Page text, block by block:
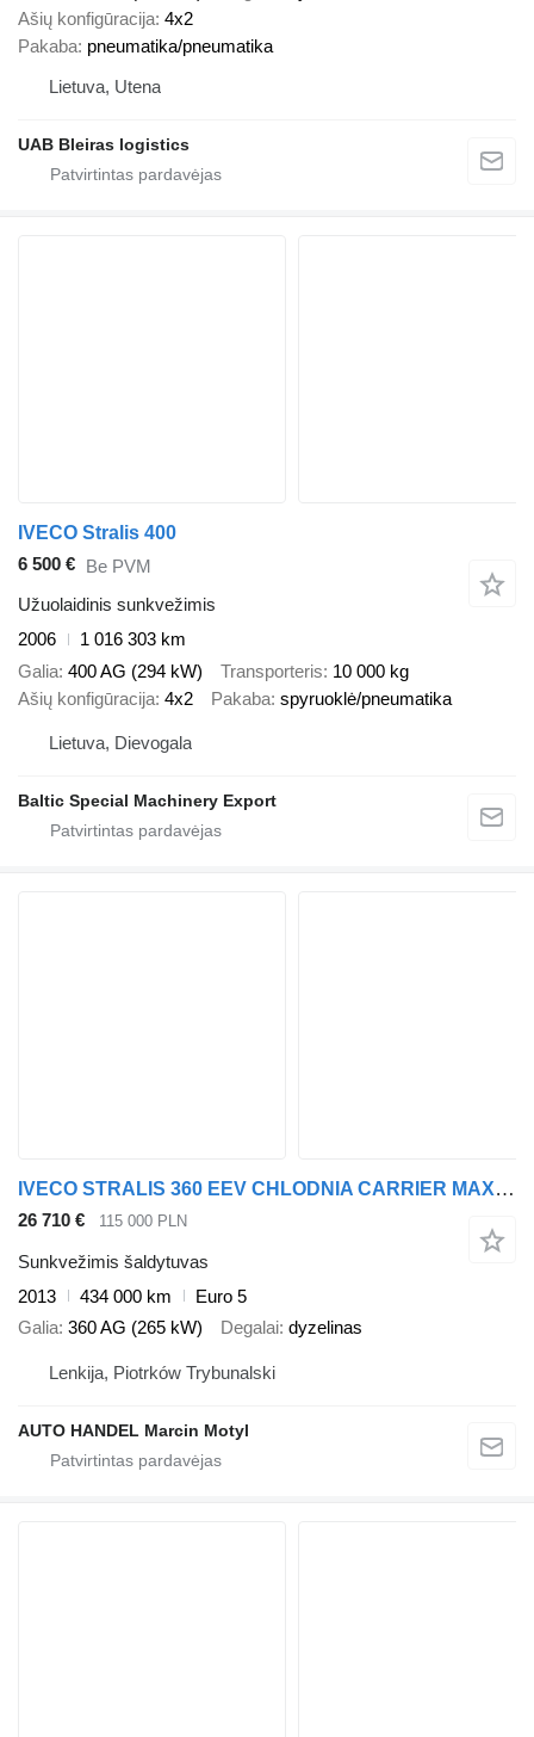
Ašių konfigūracija 4x2
Pakaba pneumatika/pneumatika
Lietuva, Utena
UAB Bleiras logistics
IVECO Stralis 400
6 500 € Be PVM
Užuolaidinis sunkvežimis
2006
1 016 303 km
Galia 400 AG (294 kW) Transporteris 10 000 kg
Ašių konfigūracija 4x2 Pakaba spyruoklė/pneumatika
Lietuva, Dievogala
Baltic Special Machinery Export
IVECO STRALIS 360 EEV CHLODNIA CARRIER MAXIMA 1000
26 710 € 115 000 PLN
Sunkvežimis šaldytuvas
2013
434 000 km
Euro 5
Galia 360 AG (265 kW) Degalai dyzelinas
Lenkija, Piotrków Trybunalski
AUTO HANDEL Marcin Motyl